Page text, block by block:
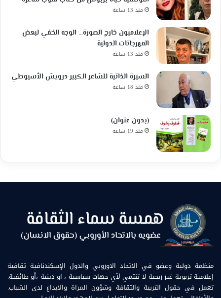
منذ 13 ساعة
الإعلاميون خارج الصورة… الوجه الخفي لبعض
المهرجانات الدولية
منذ 13 ساعة
السيرة الذاتية للشاعر الكبير درويش الأسيوطي
منذ 18 ساعة
(بدون عنوان)
منذ 19 ساعة
منظمة دولية وعضو في الاتحاد الاوروبي والدول الإسكندنافية ثقافية
إعلامية تربوية غير ربحية لا تنتمي لأي جهات سياسية ، او دينية ،أو طائفية.
تعمل في حقول التربية والثقافة وشؤون المراة والابداع لدى الشباب.